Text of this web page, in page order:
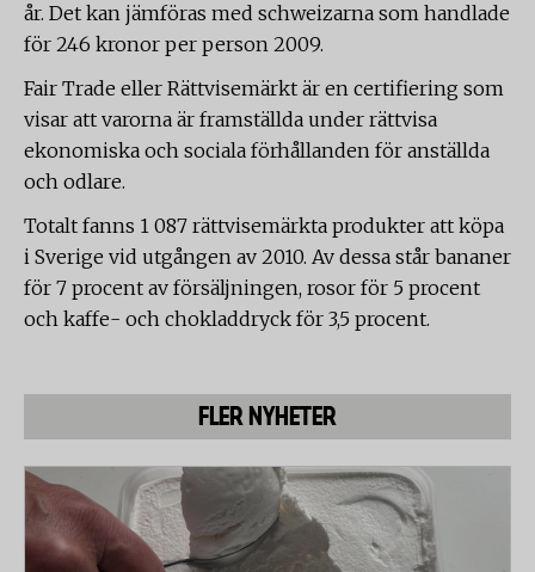
år. Det kan jämföras med schweizarna som handlade
för 246 kronor per person 2009.
Fair Trade eller Rättvisemärkt är en certifiering som
visar att varorna är framställda under rättvisa
ekonomiska och sociala förhållanden för anställda
och odlare.
Totalt fanns 1 087 rättvisemärkta produkter att köpa
i Sverige vid utgången av 2010. Av dessa står bananer
för 7 procent av försäljningen, rosor för 5 procent
och kaffe- och chokladdryck för 3,5 procent.
FLER NYHETER